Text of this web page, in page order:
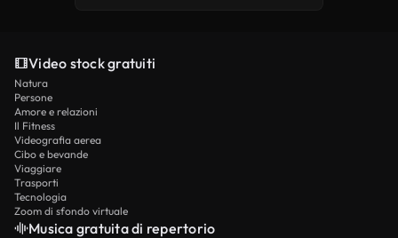
Video stock gratuiti
Natura
Persone
Amore e relazioni
Il Fitness
Videografia aerea
Cibo e bevande
Viaggiare
Trasporti
Tecnologia
Zoom di sfondo virtuale
Musica gratuita di repertorio